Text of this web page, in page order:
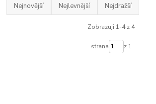
Nejnovější Nejlevnější Nejdražší
Zobrazuji 1-4 z 4
strana z 1